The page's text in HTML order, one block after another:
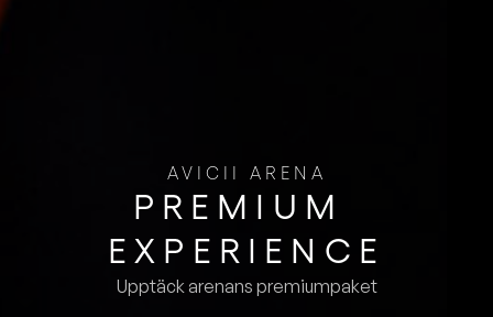
AVICII ARENA
PREMIUM ​
EXPERIENCE
Upptäck arenans premiumpaket